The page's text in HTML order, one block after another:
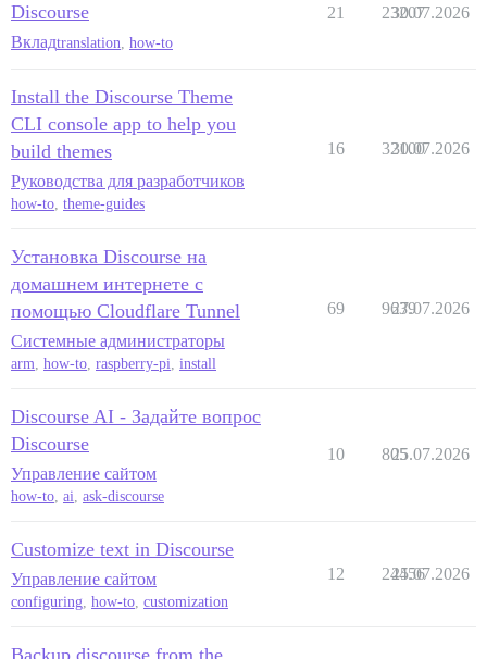
Discourse
Вкладtranslation how-to
21 23207
30.07.2026
Install the Discourse Theme
CLI console app to help you
build themes
Руководства для разработчиков
how-to, theme-guides
16 32100
30.07.2026
Установка Discourse на
домашнем интернете с
помощью Cloudflare Tunnel
Системные администраторы
arm, how-to, raspberry-pi, install
69 9639
27.07.2026
Discourse AI - Задайте вопрос
Discourse
Управление сайтом
how-to, ai, ask-discourse
10 805
25.07.2026
Customize text in Discourse
Управление сайтом
configuring, how-to, customization
12 24456
25.07.2026
Backup discourse from the